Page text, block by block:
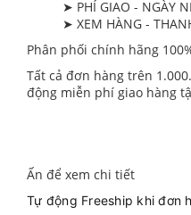
➤ PHÍ GIAO - NGÀY
➤ XEM HÀNG -
Phân phối chính hãng
Tất cả đơn hàng trên
động miễn phí giao hàng
Ấn để xem chi tiết
Tự động Freeship khi đơn